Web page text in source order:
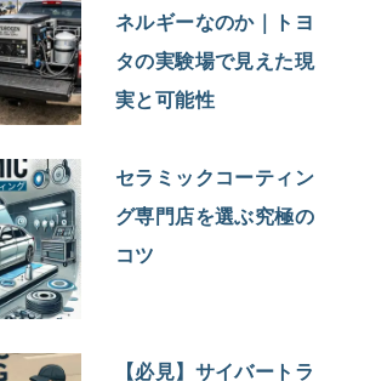
ネルギーなのか｜トヨ
タの実験場で見えた現
実と可能性
セラミックコーティン
グ専門店を選ぶ究極の
コツ
【必見】サイバートラ